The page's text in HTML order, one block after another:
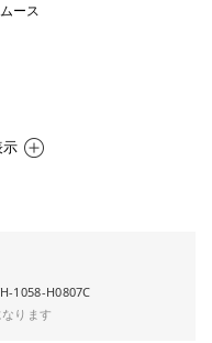
ース
示
1058-H0807C
ります